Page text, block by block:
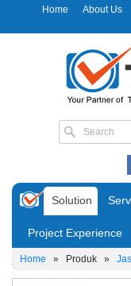
Home About Us
Solution
Project Experience
Home » Produk »